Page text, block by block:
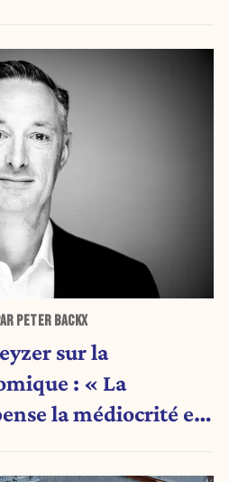
PETER BACKX
sur la
: « La
la médiocrité et